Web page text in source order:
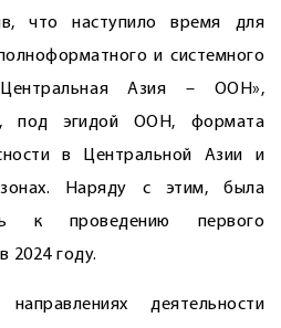
что наступило время для
и системного
Азия – ООН»,
под эгидой ООН, формата
в Центральной Азии и
Наряду с этим, была
к проведению первого
2024 году.
деятельности